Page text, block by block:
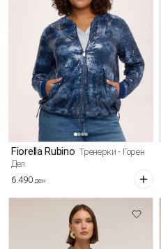
Fiorella Rubino Тренерки - Горен
Дел
6.490 ден